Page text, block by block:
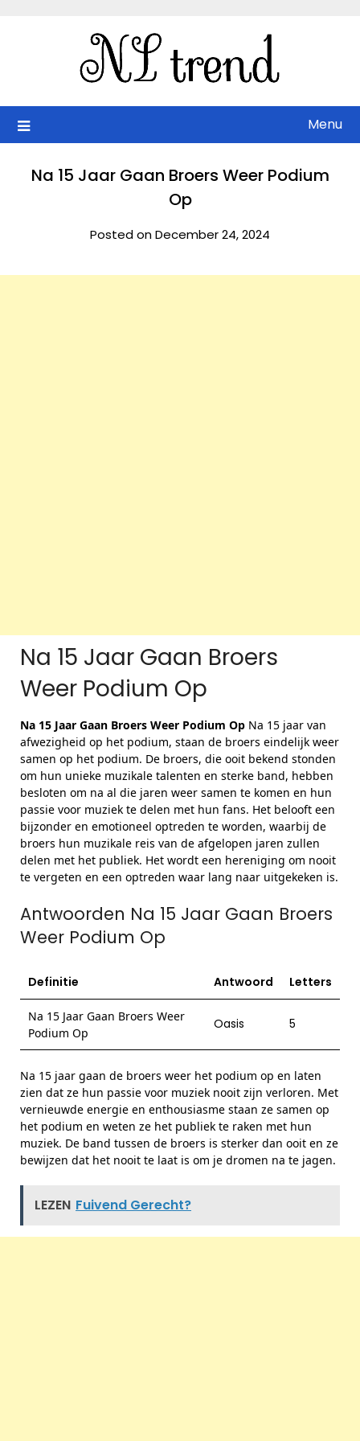
Menu
Na 15 Jaar Gaan Broers Weer Podium
Op
Posted on December 24, 2024
Na 15 Jaar Gaan Broers
Weer Podium Op
Na 15 Jaar Gaan Broers Weer Podium Op Na 15 jaar van
afwezigheid op het podium, staan de broers eindelijk weer
samen op het podium. De broers, die ooit bekend stonden
om hun unieke muzikale talenten en sterke band, hebben
besloten om na al die jaren weer samen te komen en hun
passie voor muziek te delen met hun fans. Het belooft een
bijzonder en emotioneel optreden te worden, waarbij de
broers hun muzikale reis van de afgelopen jaren zullen
delen met het publiek. Het wordt een hereniging om nooit
te vergeten en een optreden waar lang naar uitgekeken is.
Antwoorden Na 15 Jaar Gaan Broers
Weer Podium Op
Definitie Antwoord Letters
Na 15 Jaar Gaan Broers Weer
Podium Op
Oasis 5
Na 15 jaar gaan de broers weer het podium op en laten
zien dat ze hun passie voor muziek nooit zijn verloren. Met
vernieuwde energie en enthousiasme staan ze samen op
het podium en weten ze het publiek te raken met hun
muziek. De band tussen de broers is sterker dan ooit en ze
bewijzen dat het nooit te laat is om je dromen na te jagen.
LEZEN Fuivend Gerecht?